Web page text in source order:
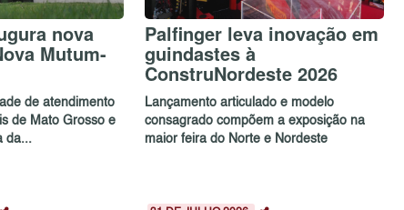
nova
Mutum-
de atendimento
de Mato Grosso e
da...
Palfinger leva inovação em
guindastes à
ConstruNordeste 2026
Lançamento articulado e modelo
consagrado compõem a exposição na
maior feira do Norte e Nordeste